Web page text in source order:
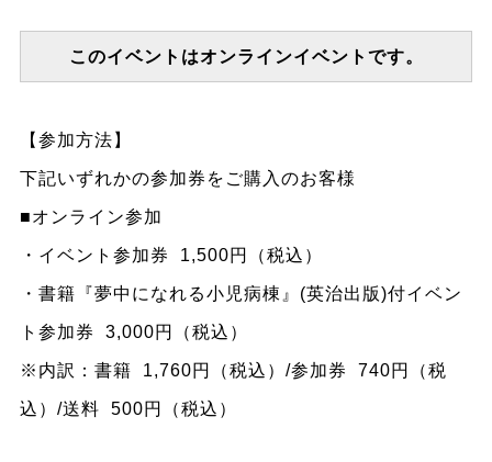
このイベントはオンラインイベントです。
【参加方法】
下記いずれかの参加券をご購入のお客様
■オンライン参加
・イベント参加券 1,500円（税込）
・書籍『夢中になれる小児病棟』(英治出版)付イベン
ト参加券 3,000円（税込）
※内訳：書籍 1,760円（税込）/参加券 740円（税
込）/送料 500円（税込）